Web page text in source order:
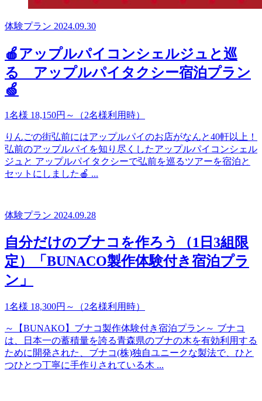
体験プラン 2024.09.30
🍎アップルパイコンシェルジュと巡
る アップルパイタクシー宿泊プラン
🍏
1名様 18,150円～（2名様利用時）
りんごの街弘前にはアップルパイのお店がなんと40軒以上！
弘前のアップルパイを知り尽くしたアップルパイコンシェル
ジュと アップルパイタクシーで弘前を巡るツアーを宿泊と
セットにしました🍎 ...
体験プラン 2024.09.28
自分だけのブナコを作ろう（1日3組限
定）「BUNACO製作体験付き宿泊プラ
ン」
1名様 18,300円～（2名様利用時）
～【BUNAKO】ブナコ製作体験付き宿泊プラン～ ブナコ
は、日本一の蓄積量を誇る青森県のブナの木を有効利用する
ために開発された、ブナコ(株)独自ユニークな製法で、ひと
つひとつ丁寧に手作りされている木 ...